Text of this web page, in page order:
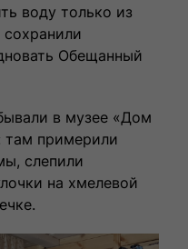
воду только из
сохранили
Обещанный
в музее «Дом
там примерили
слепили
на хмелевой